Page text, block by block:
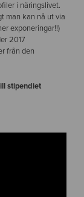
i näringslivet.
man kan nå ut via
exponeringar!!)
2017
från den
stipendiet